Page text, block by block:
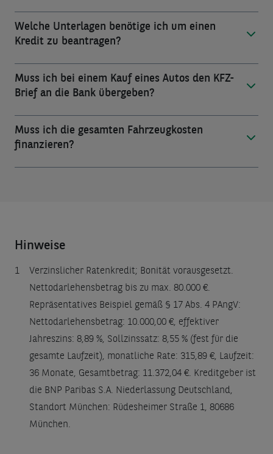
Welche Unterlagen benötige ich um einen
Kredit zu beantragen?
Muss ich bei einem Kauf eines Autos den KFZ-
Brief an die Bank übergeben?
​Muss ich die gesamten Fahrzeugkosten
finanzieren?
Hinweise
1
Verzinslicher Ratenkredit; Bonität vorausgesetzt.
Nettodarlehensbetrag bis zu max. 80.000 €.
Repräsentatives Beispiel gemäß § 17 Abs. 4 PAngV:
Nettodarlehensbetrag: 10.000,00 €, effektiver
Jahreszins: 8,89 %, Sollzinssatz: 8,55 % (fest für die
gesamte Laufzeit), monatliche Rate: 315,89 €, Laufzeit:
36 Monate, Gesamtbetrag: 11.372,04 €. Kreditgeber ist
die BNP Paribas S.A. Niederlassung Deutschland,
Standort München: Rüdesheimer Straße 1, 80686
München.